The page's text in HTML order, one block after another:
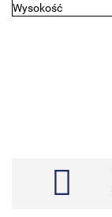
Wysokość